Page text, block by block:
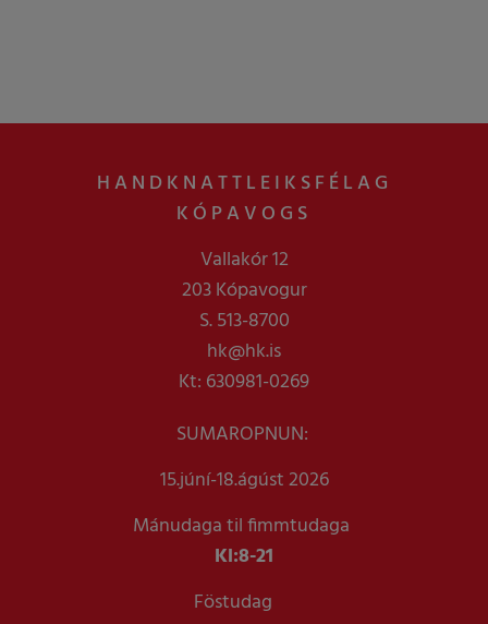
HANDKNATTLEIKSFÉLAG
KÓPAVOGS
Vallakór 12
203 Kópavogur
S. 513-8700
hk@hk.is
Kt: 630981-0269
SUMAROPNUN:
15.júní-18.ágúst 2026
Mánudaga til fimmtudaga
Kl:8-21
Föstudag